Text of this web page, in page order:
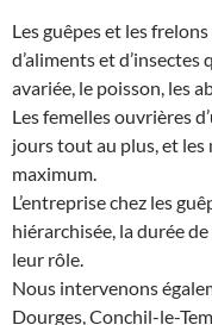
Les guêpes et les
d’aliments et
avariée, le poisson, les
Les femelles ouvrières
jours tout au plus, et les
maximum.
L’entreprise chez les
hiérarchisée, la durée
leur rôle.
Nous intervenons
Dourges, Conchil-le-